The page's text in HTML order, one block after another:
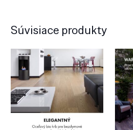
Súvisiace produkty